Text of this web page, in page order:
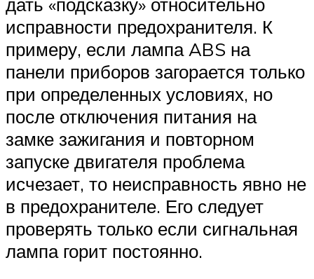
исправности предохранителя. К
примеру, если лампа ABS на
панели приборов загорается только
при определенных условиях, но
после отключения питания на
замке зажигания и повторном
запуске двигателя проблема
исчезает, то неисправность явно не
в предохранителе. Его следует
проверять только если сигнальная
лампа горит постоянно.